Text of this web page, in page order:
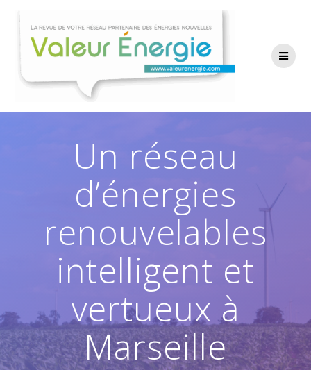
contenu
Un réseau
d’énergies
renouvelables
intelligent et
vertueux à
Marseille